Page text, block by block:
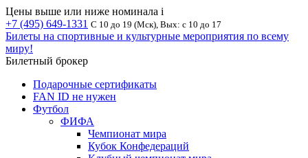
Цены выше или ниже номинала i
+7 (495) 649-1331 С 10 до 19 (Мск), Вых: с 10 до 17
Билеты на спортивные и культурные мероприятия по всему
миру!
Билетный брокер
Подарочные сертификаты
FAN ID не нужен
Футбол
ФИФА
Чемпионат мира
Кубок Конфедераций